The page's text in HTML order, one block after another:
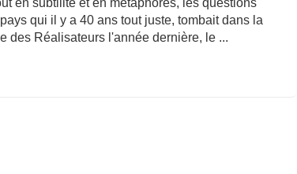
qui il y a 40 ans tout juste, tombait dans la
des Réalisateurs l'année dernière, le ...